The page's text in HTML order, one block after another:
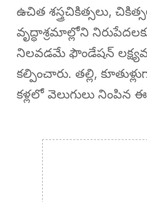
ఉచిత శస్త్రచికిత్సలు,
వృద్ధాశ్రమాల్లోని
నిలవడమే ఫౌండేషన్
కల్పించారు. తల్లి,
కళ్లలో వెలుగులు నింపిన ఈ